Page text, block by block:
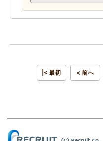
|< 最初 < 前へ